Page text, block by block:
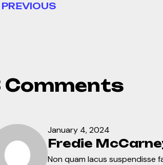
PREVIOUS
Comments
January 4, 2024
Fredie
Non quam lacus suspendisse